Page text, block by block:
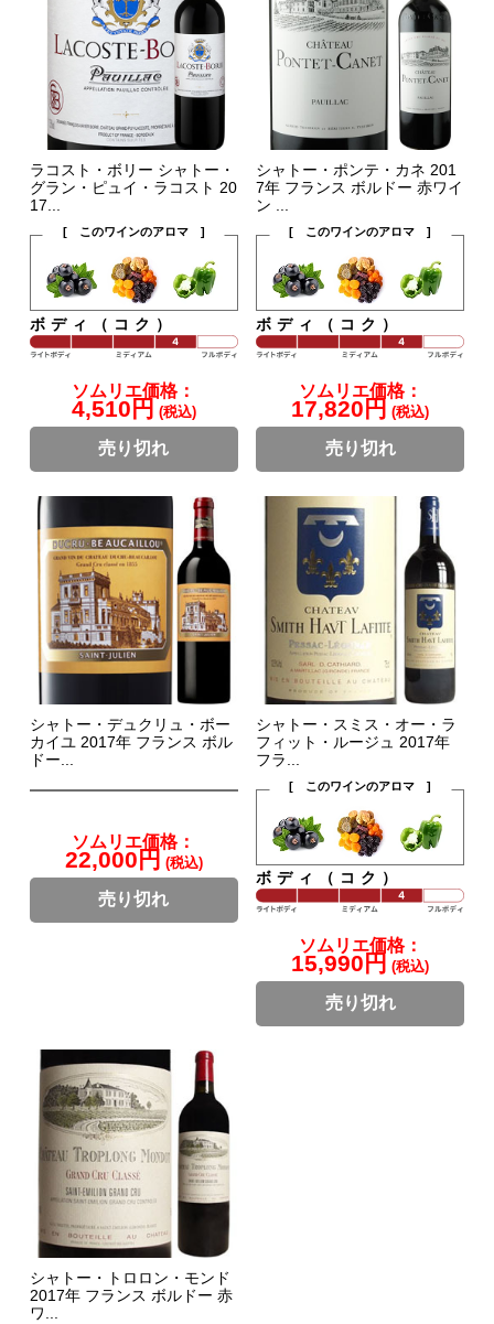
ラコスト・ボリー シャトー・
グラン・ピュイ・ラコスト 20
17...
[ このワインのアロマ ]
ボディ（コク）
ソムリエ価格：
4,510円 (税込)
売り切れ
シャトー・ポンテ・カネ 201
7年 フランス ボルドー 赤ワイ
ン ...
[ このワインのアロマ ]
ボディ（コク）
ソムリエ価格：
17,820円 (税込)
売り切れ
シャトー・デュクリュ・ボー
カイユ 2017年 フランス ボル
ドー...
ソムリエ価格：
22,000円 (税込)
売り切れ
シャトー・スミス・オー・ラ
フィット・ルージュ 2017年
フラ...
[ このワインのアロマ ]
ボディ（コク）
ソムリエ価格：
15,990円 (税込)
売り切れ
シャトー・トロロン・モンド
2017年 フランス ボルドー 赤
ワ...